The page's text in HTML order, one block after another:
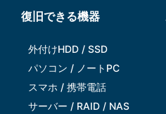
復旧できる機器
外付けHDD / SSD
パソコン / ノートPC
スマホ / 携帯電話
サーバー / RAID / NAS